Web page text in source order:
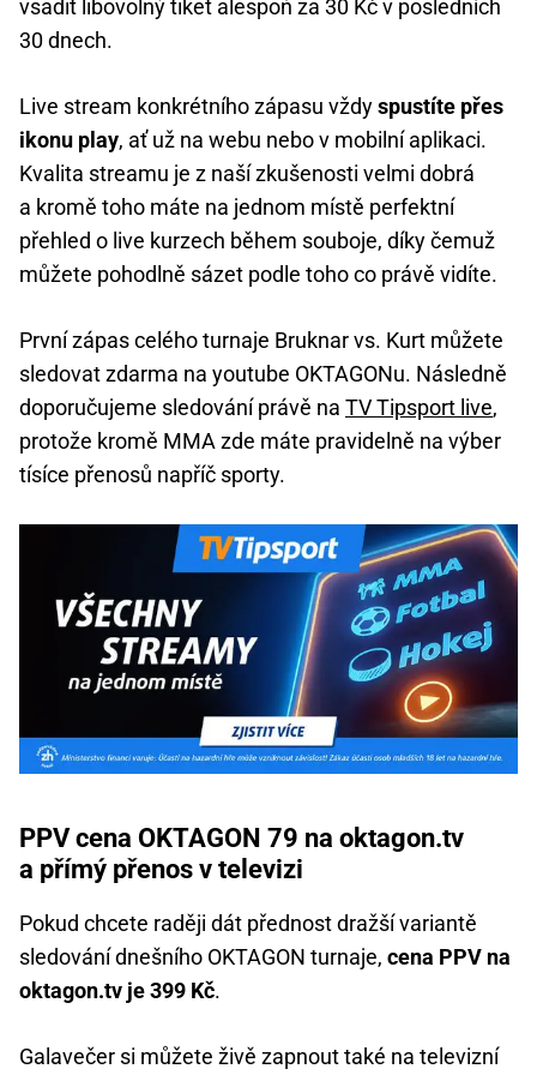
vsadit libovolný tiket alespoň za 30 Kč v posledních
30 dnech.
Live stream konkrétního zápasu vždyspustíte přes
ikonu play, ať už na webu nebo v mobilní aplikaci.
Kvalita streamu je z naší zkušenosti velmi dobrá
a kromě toho máte na jednom místě perfektní
přehled o live kurzech během souboje, díky čemuž
můžete pohodlně sázet podle toho co právě vidíte.
První zápas celého turnaje Bruknar vs. Kurt můžete
sledovat zdarma na youtube OKTAGONu. Následně
doporučujeme sledování právě na TV Tipsport live,
protože kromě MMA zde máte pravidelně na výber
tísíce přenosů napříč sporty.
PPV cena OKTAGON 79 na oktagon.tv
a přímý přenos v televizi
Pokud chcete raději dát přednost dražší variantě
sledování dnešního OKTAGON turnaje, cena PPV na
oktagon.tv je 399 Kč.
Galavečer si můžete živě zapnout také na televizní